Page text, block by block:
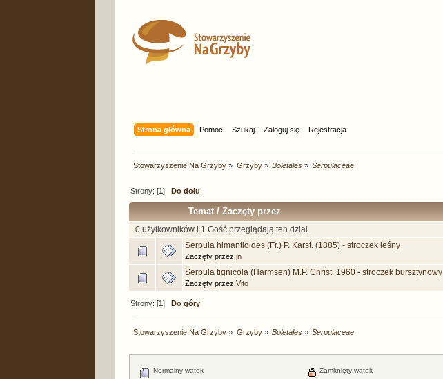
Strona główna Pomoc Szukaj Zaloguj się Rejestracja
Stowarzyszenie Na Grzyby » Grzyby» Boletales» Serpulaceae
Strony: [1]Do dołu
Temat/Zaczęty przez
0 użytkowników i 1 Gość przeglądają ten dział.
Serpula himantioides (Fr.) P. Karst. (1885) - stroczek leśny
Zaczęty przez jn
Serpula tignicola (Harmsen) M.P. Christ. 1960 - stroczek bursztynowy
Zaczęty przez Vito
Strony: [1]Do góry
Stowarzyszenie Na Grzyby » Grzyby» Boletales» Serpulaceae
Normalny wątek
Zamknięty wątek